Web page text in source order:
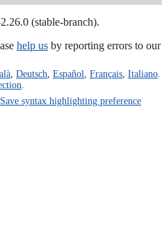
(stable-branch).
help us by reporting errors to our
, Deutsch Español Français, Italiano.
Save syntax highlighting preference